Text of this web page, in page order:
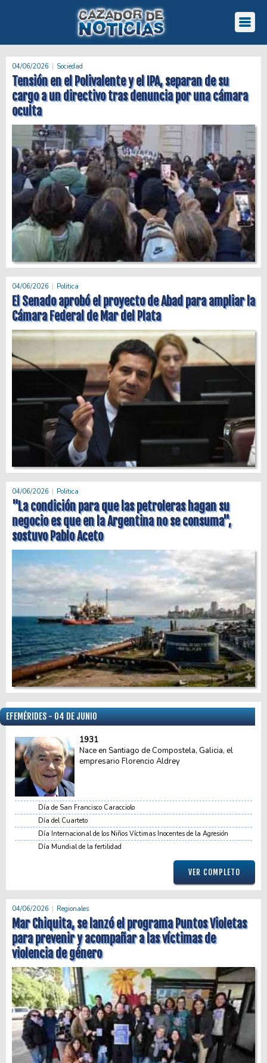
04/06/2026 Sociedad
Tensión en el Polivalente y el IPA, separan de su
cargo a un directivo tras denuncia por una cámara
oculta
04/06/2026 Politica
El Senado aprobó el proyecto de Abad para ampliar la
Cámara Federal de Mar del Plata
04/06/2026 Politica
"La condición para que las petroleras hagan su
negocio es que en la Argentina no se consuma",
sostuvo Pablo Aceto
EFEMÉRIDES - 04 DE JUNIO
1931
Nace en Santiago de Compostela, Galicia, el
empresario Florencio Aldrey
Día de San Francisco Caracciolo
Día del Cuarteto
Día Internacional de los Niños Víctimas Inocentes de la Agresión
Día Mundial de la fertilidad
VER COMPLETO
04/06/2026 Regionales
Mar Chiquita, se lanzó el programa Puntos Violetas
para prevenir y acompañar a las víctimas de
violencia de género